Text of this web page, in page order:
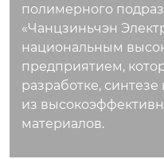
полимерного
«Чанцзиньчэн
национальным
предприятием,
разработке,
из
материалов.